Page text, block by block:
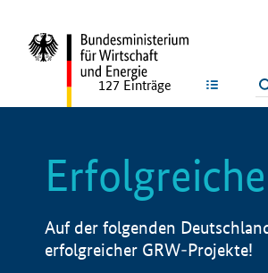
127 Einträge
Auf der folgenden
erfolgreicher GRW-Projekte!